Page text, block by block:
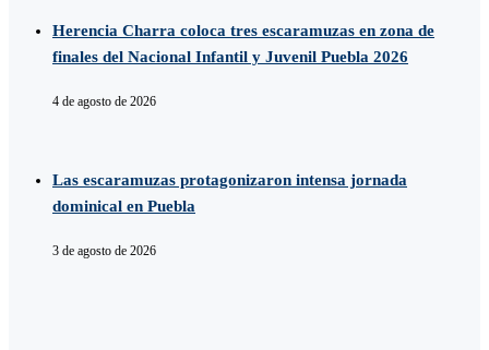
Herencia Charra coloca tres escaramuzas en zona de
finales del Nacional Infantil y Juvenil Puebla 2026
4 de agosto de 2026
Las escaramuzas protagonizaron intensa jornada
dominical en Puebla
3 de agosto de 2026